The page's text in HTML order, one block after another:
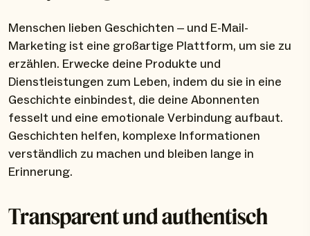
Menschen lieben Geschichten – und E-Mail-
Marketing ist eine großartige Plattform, um sie zu
erzählen. Erwecke deine Produkte und
Dienstleistungen zum Leben, indem du sie in eine
Geschichte einbindest, die deine Abonnenten
fesselt und eine emotionale Verbindung aufbaut.
Geschichten helfen, komplexe Informationen
verständlich zu machen und bleiben lange in
Erinnerung.
Transparent und authentisch